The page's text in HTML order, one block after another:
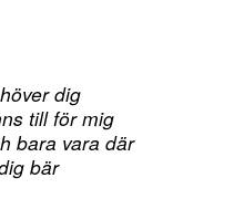
dig
till för mig
bara vara där
bär